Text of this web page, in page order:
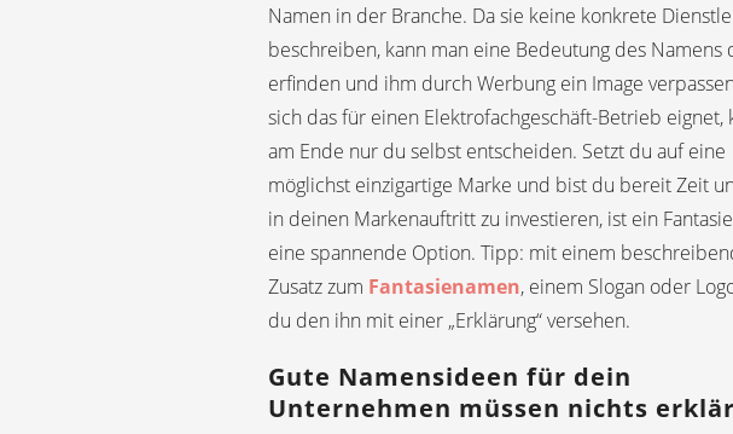
Namen in der Branche. Da sie keine konkrete
beschreiben, kann man eine Bedeutung des Namens
erfinden und ihm durch Werbung ein Image
sich das für einen Elektrofachgeschäft-Betrieb eignet,
am Ende nur du selbst entscheiden. Setzt du auf eine
möglichst einzigartige Marke und bist du bereit Zeit
in deinen Markenauftritt zu investieren, ist ein
eine spannende Option. Tipp: mit einem
Zusatz zum Fantasienamen, einem Slogan oder
du den ihn mit einer „Erklärung“ versehen.
Gute Namensideen für dein
Unternehmen müssen nichts